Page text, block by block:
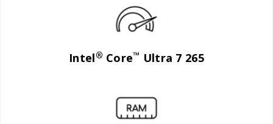
Intel® Core™ Ultra 7 265